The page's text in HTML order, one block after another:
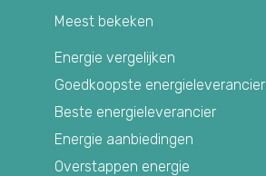
Meest bekeken
Energie vergelijken
Goedkoopste energieleverancier
Beste energieleverancier
Energie aanbiedingen
Overstappen energie